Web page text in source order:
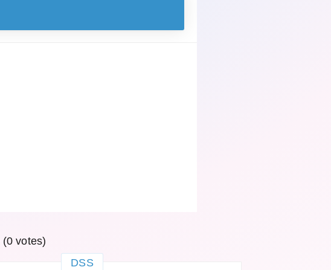
(0 votes)
DSS